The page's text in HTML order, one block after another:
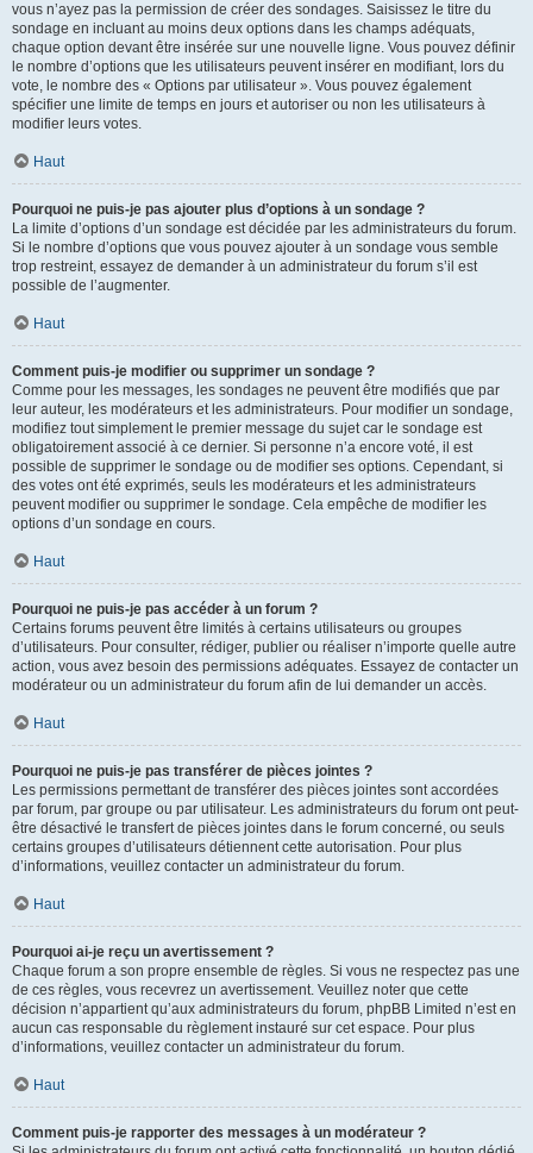
vous n’ayez pas la permission de créer des sondages. Saisissez le titre du
sondage en incluant au moins deux options dans les champs adéquats,
chaque option devant être insérée sur une nouvelle ligne. Vous pouvez définir
le nombre d’options que les utilisateurs peuvent insérer en modifiant, lors du
vote, le nombre des « Options par utilisateur ». Vous pouvez également
spécifier une limite de temps en jours et autoriser ou non les utilisateurs à
modifier leurs votes.
Haut
Pourquoi ne puis-je pas ajouter plus d’options à un sondage ?
La limite d’options d’un sondage est décidée par les administrateurs du forum.
Si le nombre d’options que vous pouvez ajouter à un sondage vous semble
trop restreint, essayez de demander à un administrateur du forum s’il est
possible de l’augmenter.
Haut
Comment puis-je modifier ou supprimer un sondage ?
Comme pour les messages, les sondages ne peuvent être modifiés que par
leur auteur, les modérateurs et les administrateurs. Pour modifier un sondage,
modifiez tout simplement le premier message du sujet car le sondage est
obligatoirement associé à ce dernier. Si personne n’a encore voté, il est
possible de supprimer le sondage ou de modifier ses options. Cependant, si
des votes ont été exprimés, seuls les modérateurs et les administrateurs
peuvent modifier ou supprimer le sondage. Cela empêche de modifier les
options d’un sondage en cours.
Haut
Pourquoi ne puis-je pas accéder à un forum ?
Certains forums peuvent être limités à certains utilisateurs ou groupes
d’utilisateurs. Pour consulter, rédiger, publier ou réaliser n’importe quelle autre
action, vous avez besoin des permissions adéquates. Essayez de contacter un
modérateur ou un administrateur du forum afin de lui demander un accès.
Haut
Pourquoi ne puis-je pas transférer de pièces jointes ?
Les permissions permettant de transférer des pièces jointes sont accordées
par forum, par groupe ou par utilisateur. Les administrateurs du forum ont peut-
être désactivé le transfert de pièces jointes dans le forum concerné, ou seuls
certains groupes d’utilisateurs détiennent cette autorisation. Pour plus
d’informations, veuillez contacter un administrateur du forum.
Haut
Pourquoi ai-je reçu un avertissement ?
Chaque forum a son propre ensemble de règles. Si vous ne respectez pas une
de ces règles, vous recevrez un avertissement. Veuillez noter que cette
décision n’appartient qu’aux administrateurs du forum, phpBB Limited n’est en
aucun cas responsable du règlement instauré sur cet espace. Pour plus
d’informations, veuillez contacter un administrateur du forum.
Haut
Comment puis-je rapporter des messages à un modérateur ?